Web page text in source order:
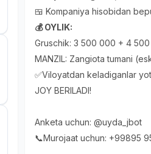
🍱 Kompaniya hisobidan
💰 OYLIK:
Gruschik: 3 500 000 + 4
MANZIL: Zangiota tumani
✅Viloyatdan keladiganlar
JOY BERILADI!
Anketa uchun: @uyda_jbot
📞Murojaat uchun: +99895